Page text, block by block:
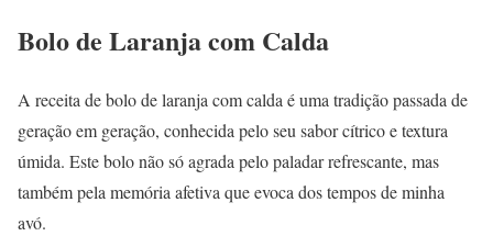
Bolo de Laranja com Calda
A receita de bolo de laranja com calda é uma tradição passada de
geração em geração, conhecida pelo seu sabor cítrico e textura
úmida. Este bolo não só agrada pelo paladar refrescante, mas
também pela memória afetiva que evoca dos tempos de minha
avó.